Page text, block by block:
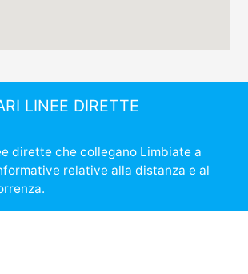
LINEE DIRETTE
dirette che collegano Limbiate a
relative alla distanza e al